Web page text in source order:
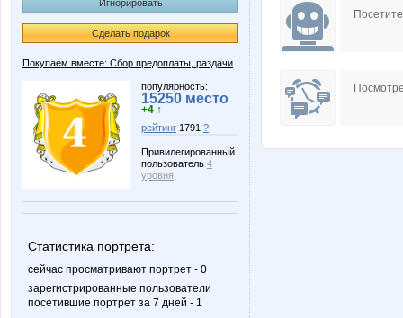
Игнорировать
Сделать подарок
Покупаем вместе: Сбор предоплаты, раздачи
популярность:
15250 место
+4 ↑
рейтинг 1791 ?
Привилегированный
пользователь 4
уровня
Статистика портрета:
сейчас просматривают портрет - 0
зарегистрированные пользователи
посетившие портрет за 7 дней - 1
Ladyfirst
Ocelot Rovich